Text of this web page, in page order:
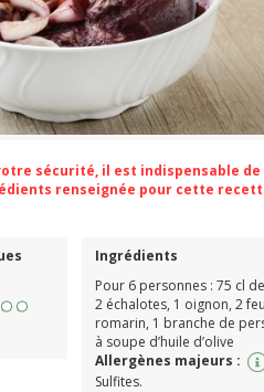
sécurité, il est indispensable
renseignée pour cette
Ingrédients
Pour 6 personnes : 75 cl
2 échalotes, 1 oignon, 2
romarin, 1 branche de
à soupe d’huile d’olive
Allergènes majeurs :
Sulfites.